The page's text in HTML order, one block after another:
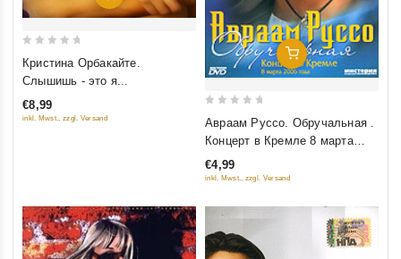
out
5
Кристина Орбакайте.
Слышишь - это я...
€8,99
inkl. Mwst., zzgl. Versand
Добавить В Корзину
out
5
Авраам Руссо. Обручальная .
Концерт в Кремле 8 марта
2006
€4,99
inkl. Mwst., zzgl. Versand